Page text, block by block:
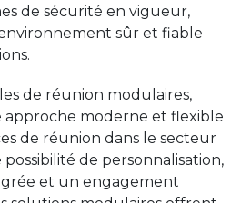
de sécurité en vigueur,
sûr et fiable
de réunion modulaires,
moderne et flexible
de réunion dans le secteur
de personnalisation,
et un engagement